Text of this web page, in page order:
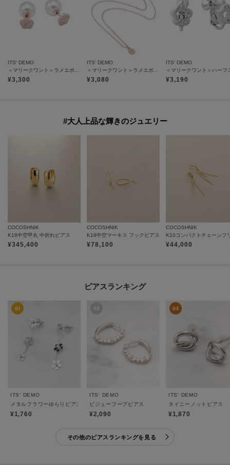
ITS' DEMO
¥3,300
ITS' DEMO
¥3,080
ITS' DEMO
¥3,190
#大人上品な輝きのジュエリー
COCOSHNIK
K18中空甲丸 中折れピアス
¥345,400
COCOSHNIK
K18中空マーキス フックピアス
¥78,100
COCOSHNIK
¥44,000
ピアスランキング
ITS' DEMO
メタルフラワーゆらりピアス
¥1,760
ITS' DEMO
ビジューフープピアス
¥2,090
ITS' DEMO
タイニーノットピアス
¥1,870
その他のピアスランキングを見る